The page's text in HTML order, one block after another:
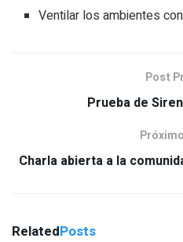
Ventilar los ambientes
Post
Prueba de
Charla abierta a la
RelatedPosts